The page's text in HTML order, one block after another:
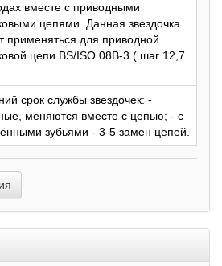
вместе с приводными
цепями. Данная звездочка
применяться для приводной
цепи BS/ISO 08B-3 ( шаг 12,7
срок службы звездочек: -
меняются вместе с цепью; - с
зубьями - 3-5 замен цепей.